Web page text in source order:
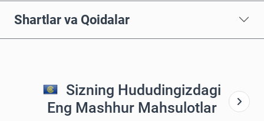
Shartlar va Qoidalar
Sizning Hududingizdagi
Eng Mashhur Mahsulotlar